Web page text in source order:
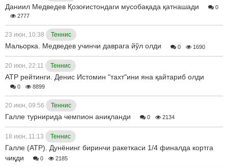
Даниил Медведев Қозоғистондаги мусобақада қатнашади
0
2777
23 июн, 10:38 Теннис
Мальорка. Медведев учинчи даврага йўл олди 0 1690
20 июн, 22:11 Теннис
АТР рейтинги. Денис Истомин "тахт"ини яна қайтариб олди
0 8899
20 июн, 09:56 Теннис
Галле турнирида чемпион аниқланди 0 2134
18 июн, 11:13 Теннис
Галле (ATP). Дунёнинг биринчи ракеткаси 1/4 финалда кортга
чиқди
0 2185